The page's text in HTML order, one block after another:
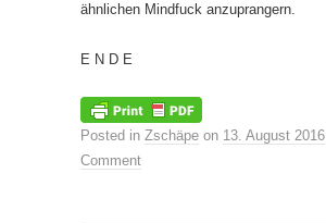
ähnlichen Mindfuck anzuprangern.
E N D E
Posted in Zschäpe on 13. August 2016
Comment